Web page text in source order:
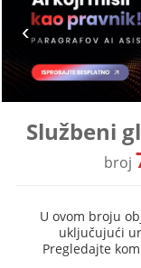
Službeni
broj
U ovom broju
uključujući
Pregledajte